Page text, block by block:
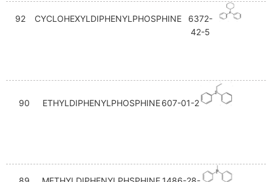
92 CYCLOHEXYLDIPHENYLPHOSPHINE
6372-
42-5
90 ETHYLDIPHENYLPHOSPHINE607-01-2